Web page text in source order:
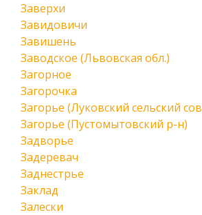
Заверхи
Завидовичи
Завишень
Заводское (Львовская обл.)
Загорное
Загорочка
Загорье (Луковский сельский
Загорье (Пустомытовский р-н)
Задворье
Задеревач
Заднестрье
Заклад
Залески